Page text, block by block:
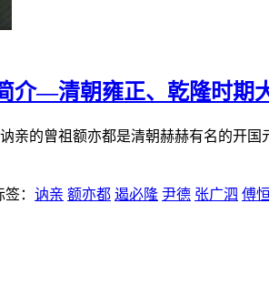
介—清朝雍正、乾隆时期
亲的曾祖额亦都是清朝赫赫有名的开
签： 讷亲 额亦都 遏必隆 尹德 张广泗 傅恒